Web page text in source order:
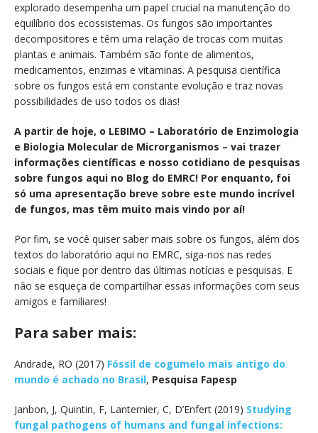
explorado desempenha um papel crucial na manutenção do
equilíbrio dos ecossistemas. Os fungos são importantes
decompositores e têm uma relação de trocas com muitas
plantas e animais. Também são fonte de alimentos,
medicamentos, enzimas e vitaminas. A pesquisa científica
sobre os fungos está em constante evolução e traz novas
possibilidades de uso todos os dias!
A partir de hoje, o LEBIMO – Laboratório de Enzimologia
e Biologia Molecular de Microrganismos – vai trazer
informações científicas e nosso cotidiano de pesquisas
sobre fungos aqui no Blog do EMRC! Por enquanto, foi
só uma apresentação breve sobre este mundo incrível
de fungos, mas têm muito mais vindo por aí!
Por fim, se você quiser saber mais sobre os fungos, além dos
textos do laboratório aqui no EMRC, siga-nos nas redes
sociais e fique por dentro das últimas notícias e pesquisas. E
não se esqueça de compartilhar essas informações com seus
amigos e familiares!
Para saber mais:
Andrade, RO (2017) Fóssil de cogumelo mais antigo do
mundo é achado no Brasil, Pesquisa Fapesp
Janbon, J, Quintin, F, Lanternier, C, D’Enfert (2019) Studying
fungal pathogens of humans and fungal infections: